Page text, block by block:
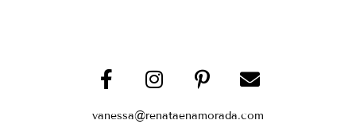
vanessa@renataenamorada.com